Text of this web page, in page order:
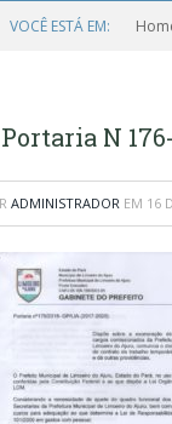
VOCÊ ESTÁ EM:
Portaria N
ADMINISTRADOR EM 16